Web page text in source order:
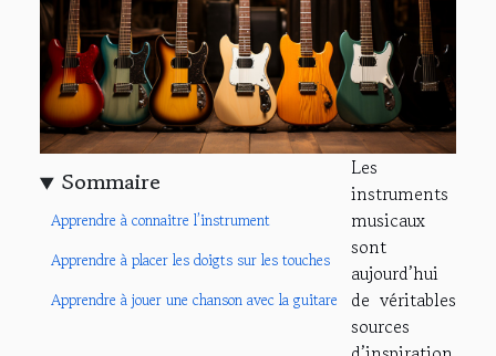
Sommaire
Apprendre à connaitre l’instrument
Apprendre à placer les doigts sur les touches
Apprendre à jouer une chanson avec la guitare
Les
instruments
musicaux
sont
aujourd’hui
de véritables
sources